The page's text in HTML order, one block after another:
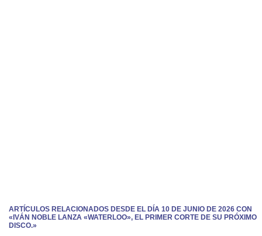
ARTÍCULOS RELACIONADOS DESDE EL DÍA 10 DE JUNIO DE 2026 CON
«IVÁN NOBLE LANZA «WATERLOO», EL PRIMER CORTE DE SU PRÓXIMO
DISCO.»